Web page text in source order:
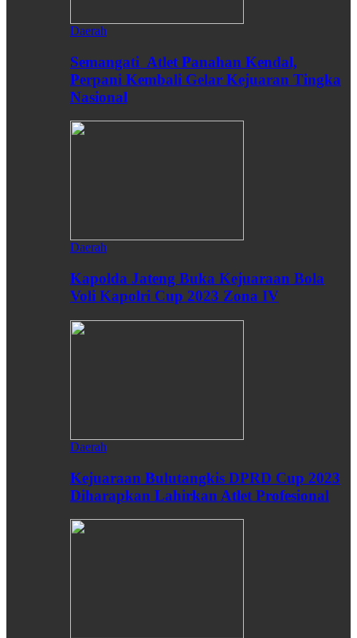
Daerah
Semangati Atlet Panahan Kendal,
Perpani Kembali Gelar Kejuaran Tingka
Nasional
Daerah
Kapolda Jateng Buka Kejuaraan Bola
Voli Kapolri Cup 2023 Zona IV
Daerah
Kejuaraan Bulutangkis DPRD Cup 2023
Diharapkan Lahirkan Atlet Profesional